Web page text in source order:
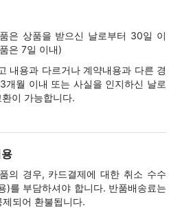
은 상품을 받으신 날로부터 30일 이
은 7일 이내)
내용과 다르거나 계약내용과 다른 경
개월 이내 또는 사실을 인지하신 날로
이 가능합니다.
의 경우, 카드결제에 대한 취소 수수
)를 부담하셔야 합니다. 반품배송료는
되어 환불됩니다.